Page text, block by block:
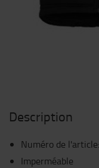
Description
Numéro de l'article:
Imperméable